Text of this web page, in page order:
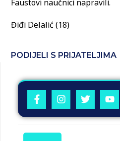
Faustovi naučnici napravili.
Điđi Delalić (18)
PODIJELI S PRIJATELJIMA